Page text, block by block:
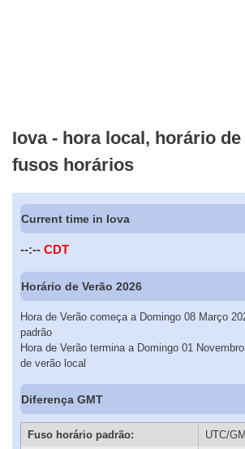
Iova - hora local, horário de
fusos horários
Current time in Iova
--:-- CDT
Horário de Verão 2026
Hora de Verão começa a Domingo 08 Março
padrão
Hora de Verão termina a Domingo 01
de verão local
Diferença GMT
Fuso horário padrão:
UTC/